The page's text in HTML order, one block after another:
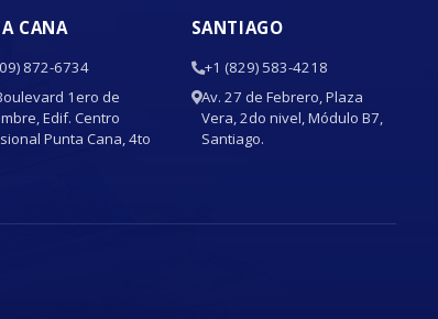
CANA
872-6734
1ero de
Edif. Centro
Punta Cana, 4to
SANTIAGO
+1 (829) 583-4218
Av. 27 de Febrero, Plaza
Vera, 2do nivel, Módulo B7,
Santiago.